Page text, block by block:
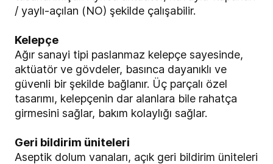
/ yaylı-açılan (NO) şekilde çalışabilir.
Kelepçe
Ağır sanayi tipi paslanmaz kelepçe sayesinde,
aktüatör ve gövdeler, basınca dayanıklı ve
güvenli bir şekilde bağlanır. Üç parçalı özel
tasarımı, kelepçenin dar alanlara bile rahatça
girmesini sağlar, bakım kolaylığı sağlar.
Geri bildirim üniteleri
Aseptik dolum vanaları, açık geri bildirim üniteleri